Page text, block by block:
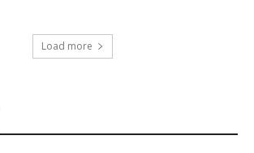
Load more